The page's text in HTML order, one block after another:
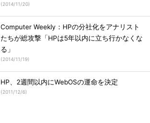
(2014/11/20)
Computer Weekly：HPの分社化をアナリスト
たちが総攻撃「HPは5年以内に立ち行かなくな
る」
(2014/11/19)
HP、2週間以内にWebOSの運命を決定
(2011/12/6)